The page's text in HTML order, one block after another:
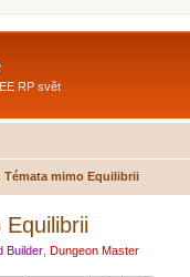
RP svět
Témata mimo Equilibrii
Builder Dungeon Master